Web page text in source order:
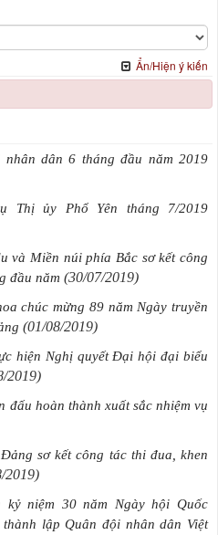
Ẩn/Hiện ý kiến
dân 6 tháng đầu năm 2019
Thị ủy Phổ Yên tháng 7/2019
và Miền núi phía Bắc sơ kết công
đầu năm (30/07/2019)
chúc mừng 89 năm Ngày truyền
(01/08/2019)
hiện Nghị quyết Đại hội đại biểu
2019)
đấu hoàn thành xuất sắc nhiệm vụ
sơ kết công tác thi đua, khen
2019)
kỷ niệm 30 năm Ngày hội Quốc
lập Quân đội nhân dân Việt